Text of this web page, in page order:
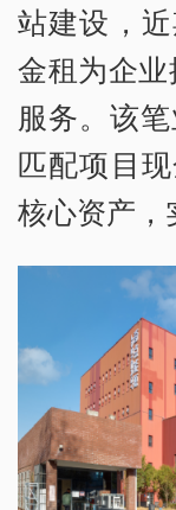
站建设，
金租为企
服务。该
匹配项目
核心资产，